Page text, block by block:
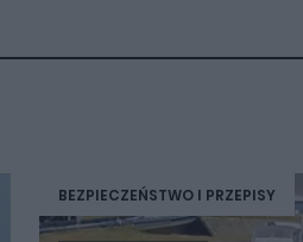
BEZPIECZEŃSTWO I PRZEPISY